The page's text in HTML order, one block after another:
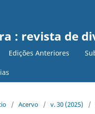
: revista de
Edições Anteriores
/ Acervo / v. 30 (2025) /